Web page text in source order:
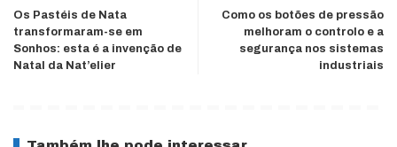
Os Pastéis de Nata
transformaram-se em
Sonhos: esta é a invenção de
Natal da Nat’elier
Como os botões de pressão
melhoram o controlo e a
segurança nos sistemas
industriais